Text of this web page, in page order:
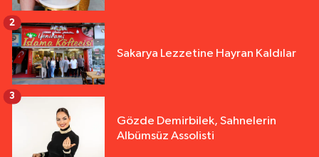
Sakarya Lezzetine Hayran Kaldılar
2
Gözde Demirbilek, Sahnelerin
Albümsüz Assolisti
3